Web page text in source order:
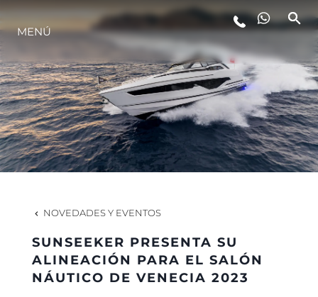
ESTILO DE VIDA
INNOVACIÓN
¿QUIÉNES SOMOS?
ITALY ADVENTURES
MENÚ
NOVEDADES Y EVENTOS
SUNSEEKER PRESENTA SU
ALINEACIÓN PARA EL SALÓN
NÁUTICO DE VENECIA 2023